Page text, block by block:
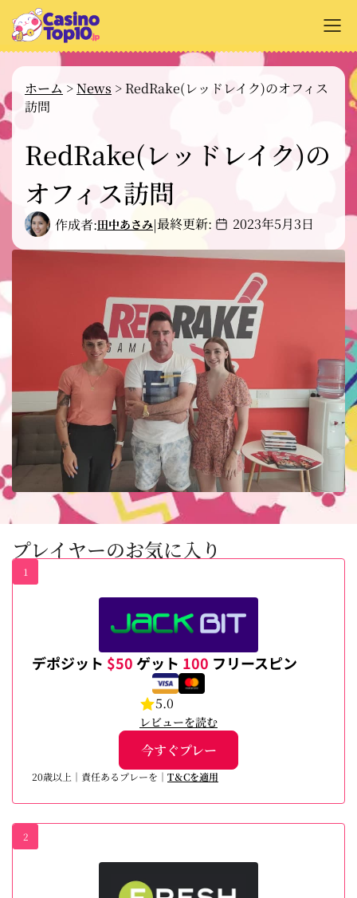
カジノサイトのレビュー
支払い方法
カジノゲーム解説
無料ゲーム
ホーム >News > RedRake(レッドレイク)のオフィス
訪問
RedRake(レッドレイク)の
オフィス訪問
作成者:田中あさみ|最終更新: 2023年5月3日
プレイヤーのお気に入り
1
デポジット $50ゲット 100 フリースピン
5.0
レビューを読む
今すぐプレー
20歳以上｜責任あるプレーを｜ T＆Cを適用
2